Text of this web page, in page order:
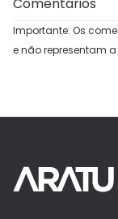
Importante: Os
e não representam